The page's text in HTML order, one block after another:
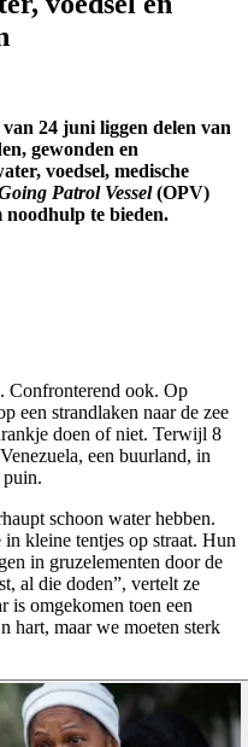
24 juni liggen delen van
gewonden en
voedsel, medische
Patrol Vessel(OPV)
te bieden.
Confronterend ook. Op
een strandlaken naar de zee
doen of niet. Terwijl 8
een buurland, in
schoon water hebben.
kleine tentjes op straat. Hun
in gruzelementen door de
al die doden”, vertelt ze
is omgekomen toen een
hart, maar we moeten sterk